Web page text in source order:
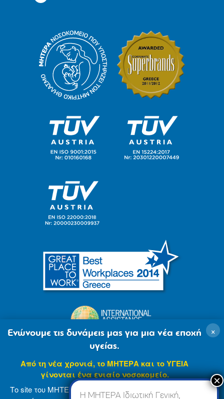
Η ΜΗΤΕΡΑ Ιδιωτική Γενική,
×
Ενώνουμε τις δυνάμεις μας για μια νέα εποχή
υγείας.
Από τη νέα χρονιά, το ΜΗΤΕΡΑ και το ΥΓΕΙΑ
γίνονται ένα ενιαίο νοσοκομείο.
Το site του ΜΗΤΕΡΑ βρίσκεται σε φάση ανανέωσης